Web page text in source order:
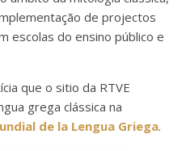
de projectos
escolas do ensino público e
que o sitio da RTVE
grega clássica na
de la Lengua Griega.